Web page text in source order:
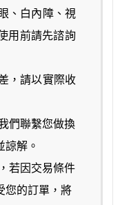
、白內障、視
用前請先諮詢
，請以實際收
們聯繫您做換
諒解 。
若因交易條件
您的訂單，將